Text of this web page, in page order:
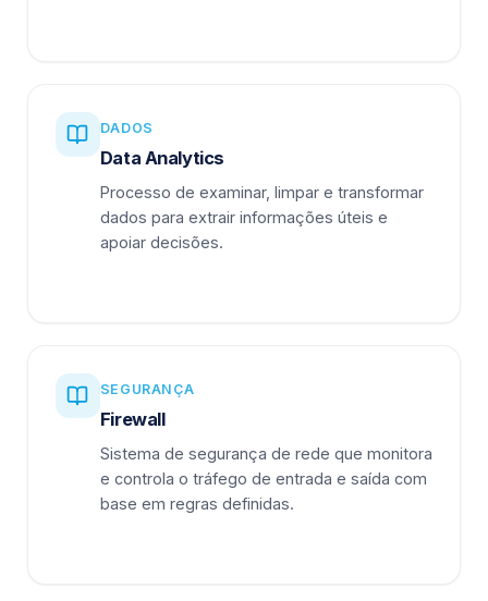
DADOS
Data Analytics
Processo de examinar, limpar e transformar
dados para extrair informações úteis e
apoiar decisões.
SEGURANÇA
Firewall
Sistema de segurança de rede que monitora
e controla o tráfego de entrada e saída com
base em regras definidas.